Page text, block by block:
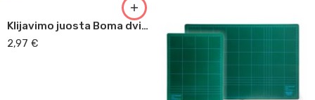
Klijavimo juosta Boma dvipusė
2,97 €
22x30 A4
30x45 A3